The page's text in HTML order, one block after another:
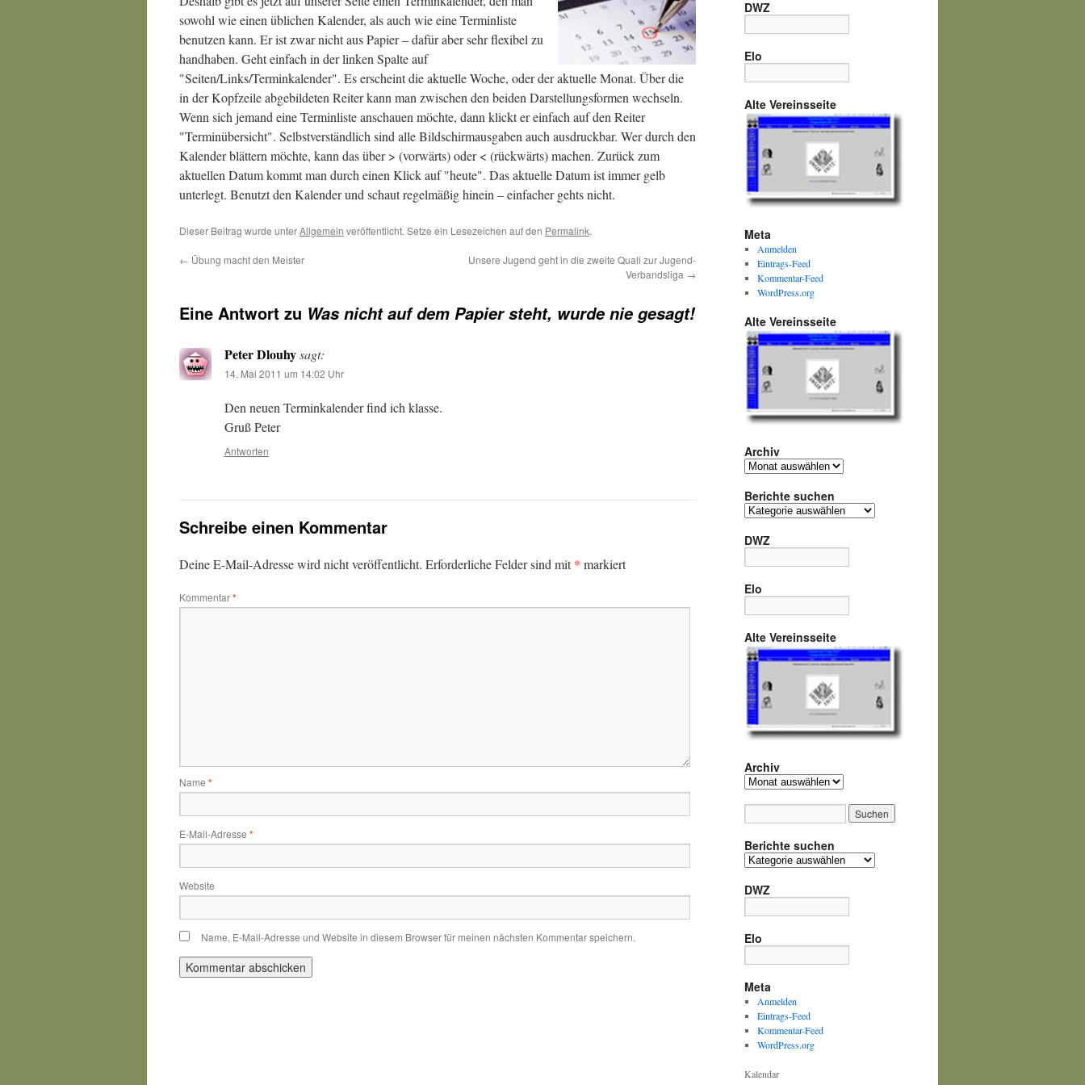
sowohl wie einen üblichen Kalender, als auch wie eine Terminliste
benutzen kann. Er ist zwar nicht aus Papier – dafür aber sehr flexibel zu
handhaben. Geht einfach in der linken Spalte auf
"Seiten/Links/Terminkalender". Es erscheint die aktuelle Woche, oder der aktuelle Monat. Über die
in der Kopfzeile abgebildeten Reiter kann man zwischen den beiden Darstellungsformen wechseln.
Wenn sich jemand eine Terminliste anschauen möchte, dann klickt er einfach auf den Reiter
"Terminübersicht". Selbstverständlich sind alle Bildschirmausgaben auch ausdruckbar. Wer durch den
Kalender blättern möchte, kann das über > (vorwärts) oder < (rückwärts) machen. Zurück zum
aktuellen Datum kommt man durch einen Klick auf "heute". Das aktuelle Datum ist immer gelb
unterlegt. Benutzt den Kalender und schaut regelmäßig hinein – einfacher gehts nicht.
Dieser Beitrag wurde unterAllgemein veröffentlicht. Setze ein Lesezeichen auf den Permalink.
← Übung macht den Meister
Unsere Jugend geht in die zweite Quali zur Jugend-
Verbandsliga →
Eine Antwort zu Was nicht auf dem Papier steht, wurde nie gesagt!
Peter Dlouhysagt:
14. Mai 2011 um 14:02 Uhr
Den neuen Terminkalender find ich klasse.
Gruß Peter
Antworten
Schreibe einen Kommentar
Deine E-Mail-Adresse wird nicht veröffentlicht. Erforderliche Felder sind mit* markiert
Kommentar*
Name *
E-Mail-Adresse *
Website
Name, E-Mail-Adresse und Website in diesem Browser für meinen nächsten Kommentar speichern.
DWZ
Elo
Alte Vereinsseite
Meta
Anmelden
Eintrags-Feed
Kommentar-Feed
WordPress.org
Alte Vereinsseite
Archiv
Archiv
Berichte suchen
Berichte
DWZ
Elo
Alte Vereinsseite
Archiv
Archiv
Berichte suchen
Berichte
DWZ
Elo
Meta
Anmelden
Eintrags-Feed
Kommentar-Feed
WordPress.org
Kalendar